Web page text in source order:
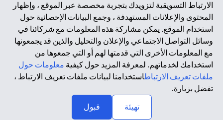
الارتباط التسويقية لتزويدك بتجربة مخصصة عبر الموقع ، وإظهار
المحتوى والإعلانات المستهدفة ، وجمع البيانات الإحصائية حول
استخدام الموقع. يمكن مشاركة هذه المعلومات مع شركائنا في
وسائل التواصل الاجتماعي والإعلان والتحليل والذين قد يجمعونها
مع المعلومات الأخرى التي قدمتها لهم أو التي جمعوها من
استخدامك لخدماتهم. لمعرفة المزيد حول كيفية معلومات حول
ملفات تعريف الارتباطاستخدامنا لبيانات ملفات تعريف الارتباط ،
تفضل بزيارة.
تهيئة
قبول
العامة \ قانون خصوصية نيوزيلندا). المحتوى الموجود في هذه
الصفحة ليس ولا ينبغي تفسيره على أنه عرض أو دعوة أو دعوة
لشراء أو بيع أي من المنتجات والخدمات المذكورة هنا لمثل هؤلاء
الأفراد.
*GDPR – اللائحة العامة لحماية البيانات؛ * LGPD – Lei Geral de
Proteção de Dados Pessoais ; *NZPA – قانون الخصوصية
النيوزيلندي
2025 citibank.ae